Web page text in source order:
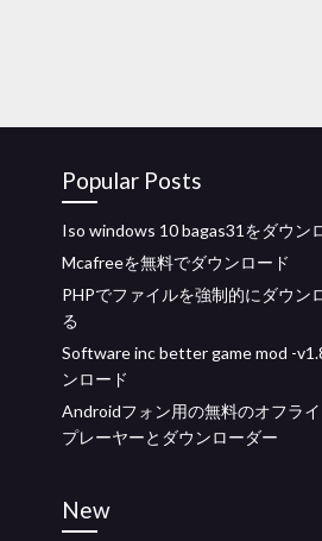
Popular Posts
Iso windows 10 bagas31をダウン
Mcafreeを無料でダウンロード
PHPでファイルを強制的にダウン
る
Software inc better game mod -
ンロード
Androidフォン用の無料のオフラ
プレーヤーとダウンローダー
New